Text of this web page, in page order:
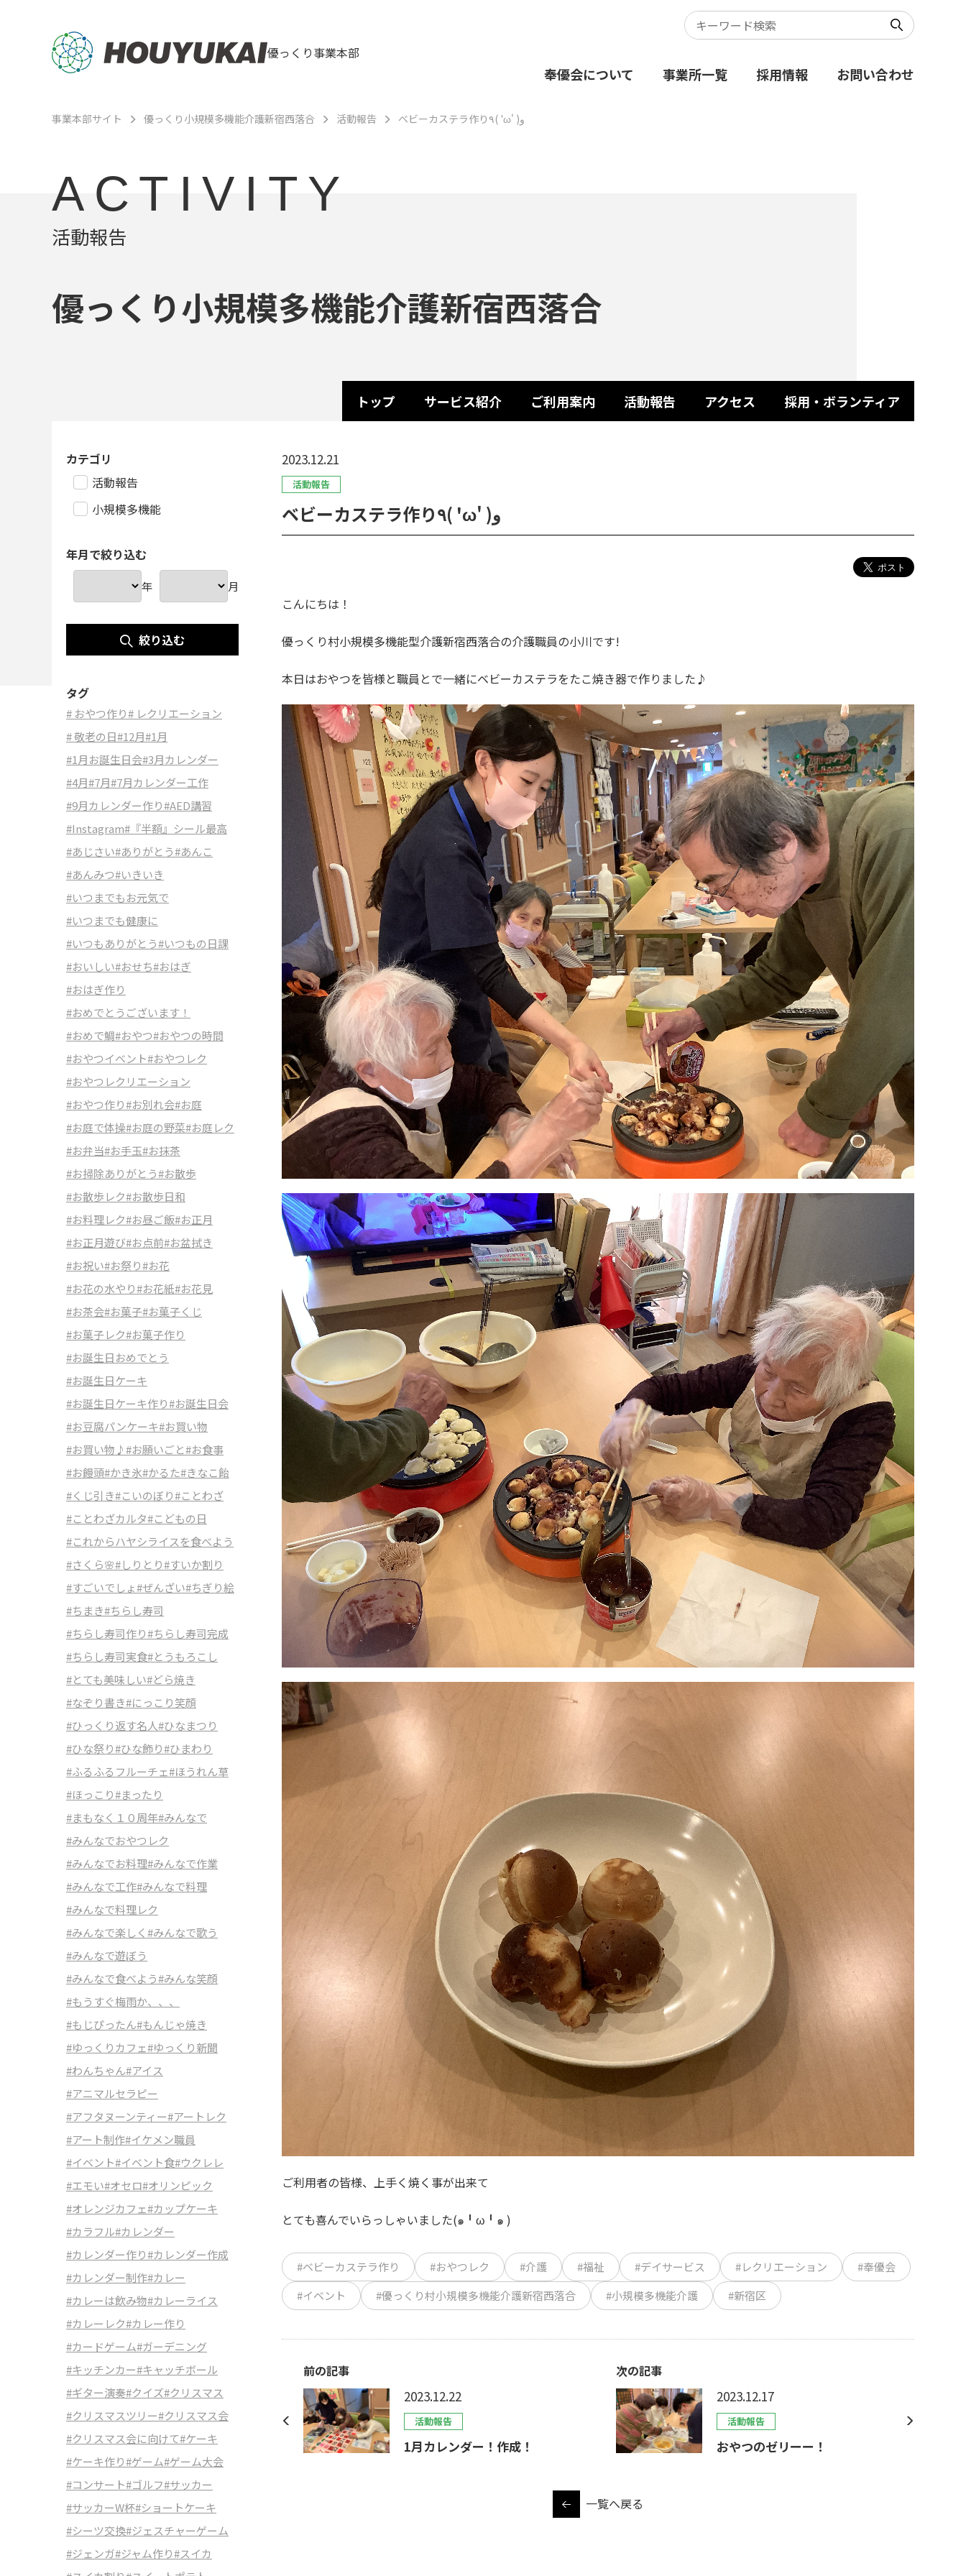
優っくり事業本部
奉優会について 事業所一覧 採用情報 お問い合わせ
事業本部サイト 優っくり小規模多機能介護新宿西落合 活動報告 ベビーカステラ作り٩( 'ω' )و
ACTIVITY
活動報告
優っくり小規模多機能介護新宿西落合
トップ サービス紹介 ご利用案内 活動報告 アクセス 採用・ボランティア
2023.12.21
活動報告
ベビーカステラ作り٩( 'ω' )و
こんにちは！
優っくり村小規模多機能型介護新宿西落合の介護職員の小川です!
本日はおやつを皆様と職員とで一緒にベビーカステラをたこ焼き器で作りました♪
ご利用者の皆様、上手く焼く事が出来て
とても喜んでいらっしゃいました(๑╹ω╹๑ )
#ベビーカステラ作り #おやつレク #介護 #福祉 #デイサービス #レクリエーション
#奉優会
#イベント
#優っくり村小規模多機能介護新宿西落合 #小規模多機能介護 #新宿区
前の記事
2023.12.22
活動報告
1月カレンダー！作成！
次の記事
2023.12.17
活動報告
おやつのゼリーー！
一覧へ戻る
カテゴリ
活動報告
小規模多機能
年月で絞り込む
年 月
絞り込む
タグ
# おやつ作り# レクリエーション
# 敬老の日#12月#1月
#1月お誕生日会#3月カレンダー
#4月#7月#7月カレンダー工作
#9月カレンダー作り#AED講習
#Instagram#『半額』シール最高
#あじさい#ありがとう#あんこ
#あんみつ#いきいき
#いつまでもお元気で
#いつまでも健康に
#いつもありがとう#いつもの日課
#おいしい#おせち#おはぎ
#おはぎ作り
#おめでとうございます！
#おめで鯛#おやつ#おやつの時間
#おやつイベント#おやつレク
#おやつレクリエーション
#おやつ作り#お別れ会#お庭
#お庭で体操#お庭の野菜#お庭レク
#お弁当#お手玉#お抹茶
#お掃除ありがとう#お散歩
#お散歩レク#お散歩日和
#お料理レク#お昼ご飯#お正月
#お正月遊び#お点前#お盆拭き
#お祝い#お祭り#お花
#お花の水やり#お花紙#お花見
#お茶会#お菓子#お菓子くじ
#お菓子レク#お菓子作り
#お誕生日おめでとう
#お誕生日ケーキ
#お誕生日ケーキ作り#お誕生日会
#お豆腐パンケーキ#お買い物
#お買い物♪#お願いごと#お食事
#お饅頭#かき氷#かるた#きなこ飴
#くじ引き#こいのぼり#ことわざ
#ことわざカルタ#こどもの日
#これからハヤシライスを食べよう
#さくら🌸#しりとり#すいか割り
#すごいでしょ#ぜんざい#ちぎり絵
#ちまき#ちらし寿司
#ちらし寿司作り#ちらし寿司完成
#ちらし寿司実食#とうもろこし
#とても美味しい#どら焼き
#なぞり書き#にっこり笑顔
#ひっくり返す名人#ひなまつり
#ひな祭り#ひな飾り#ひまわり
#ふるふるフルーチェ#ほうれん草
#ほっこり#まったり
#まもなく１０周年#みんなで
#みんなでおやつレク
#みんなでお料理#みんなで作業
#みんなで工作#みんなで料理
#みんなで料理レク
#みんなで楽しく #みんなで歌う
#みんなで遊ぼう
#みんなで食べよう#みんな笑顔
#もうすぐ梅雨か、、、
#もじぴったん#もんじゃ焼き
#ゆっくりカフェ#ゆっくり新聞
#わんちゃん#アイス
#アニマルセラピー
#アフタヌーンティー#アートレク
#アート制作#イケメン職員
#イベント#イベント食#ウクレレ
#エモい#オセロ#オリンピック
#オレンジカフェ#カップケーキ
#カラフル#カレンダー
#カレンダー作り#カレンダー作成
#カレンダー制作#カレー
#カレーは飲み物#カレーライス
#カレーレク#カレー作り
#カードゲーム#ガーデニング
#キッチンカー#キャッチボール
#ギター演奏#クイズ#クリスマス
#クリスマスツリー#クリスマス会
#クリスマス会に向けて#ケーキ
#ケーキ作り#ゲーム#ゲーム大会
#コンサート#ゴルフ#サッカー
#サッカーW杯#ショートケーキ
#シーツ交換#ジェスチャーゲーム
#ジェンガ#ジャム作り#スイカ